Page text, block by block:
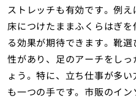
ストレッチも有効です。例
床につけたままふくらはぎ
る効果が期待できます。靴
性があり、足のアーチをし
ょう。特に、立ち仕事が多
も一つの手です。市販のイ